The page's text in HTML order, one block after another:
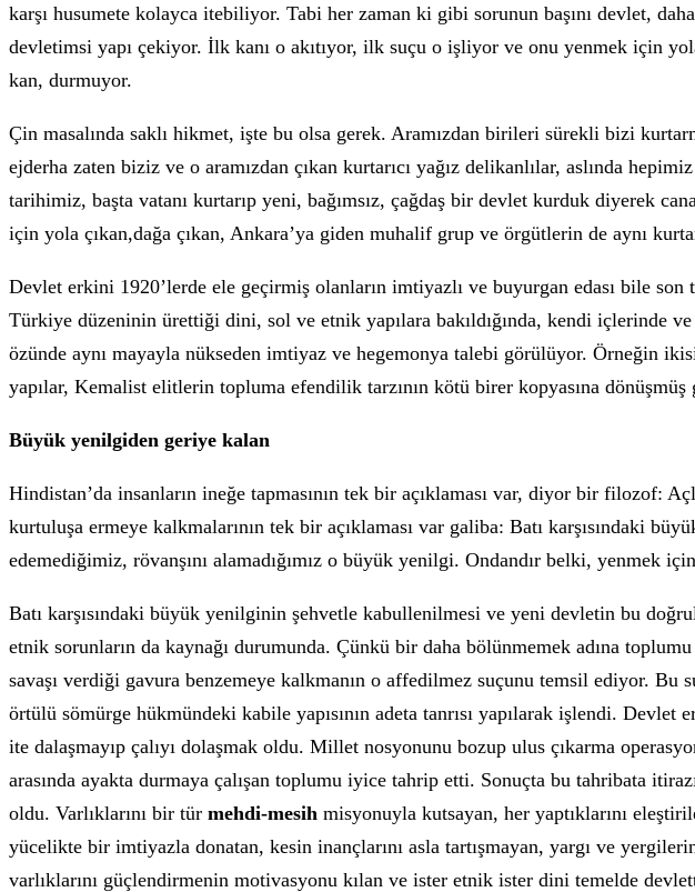
karşı husumete kolayca itebiliyor. Tabi her zaman ki gibi sorunun başını devlet,
devletimsi yapı çekiyor. İlk kanı o akıtıyor, ilk suçu o işliyor ve onu yenmek için
kan, durmuyor.
Çin masalında saklı hikmet, işte bu olsa gerek. Aramızdan birileri sürekli bizi
ejderha zaten biziz ve o aramızdan çıkan kurtarıcı yağız delikanlılar, aslında
tarihimiz, başta vatanı kurtarıp yeni, bağımsız, çağdaş bir devlet kurduk diyerek
için yola çıkan,dağa çıkan, Ankara’ya giden muhalif grup ve örgütlerin de aynı
Devlet erkini 1920’lerde ele geçirmiş olanların imtiyazlı ve buyurgan edası bile
Türkiye düzeninin ürettiği dini, sol ve etnik yapılara bakıldığında, kendi içlerinde
özünde aynı mayayla nükseden imtiyaz ve hegemonya talebi görülüyor. Örneğin
yapılar, Kemalist elitlerin topluma efendilik tarzının kötü birer kopyasına dönüşmüş
Büyük yenilgiden geriye kalan
Hindistan’da insanların ineğe tapmasının tek bir açıklaması var, diyor bir filozof:
kurtuluşa ermeye kalkmalarının tek bir açıklaması var galiba: Batı karşısındaki
edemediğimiz, rövanşını alamadığımız o büyük yenilgi. Ondandır belki, yenmek
Batı karşısındaki büyük yenilginin şehvetle kabullenilmesi ve yeni devletin bu
etnik sorunların da kaynağı durumunda. Çünkü bir daha bölünmemek adına
savaşı verdiği gavura benzemeye kalkmanın o affedilmez suçunu temsil ediyor. Bu
örtülü sömürge hükmündeki kabile yapısının adeta tanrısı yapılarak işlendi. Devlet
ite dalaşmayıp çalıyı dolaşmak oldu. Millet nosyonunu bozup ulus çıkarma
arasında ayakta durmaya çalışan toplumu iyice tahrip etti. Sonuçta bu tahribata
oldu. Varlıklarını bir tür mehdi-mesih misyonuyla kutsayan, her yaptıklarını
yücelikte bir imtiyazla donatan, kesin inançlarını asla tartışmayan, yargı ve
varlıklarını güçlendirmenin motivasyonu kılan ve ister etnik ister dini temelde